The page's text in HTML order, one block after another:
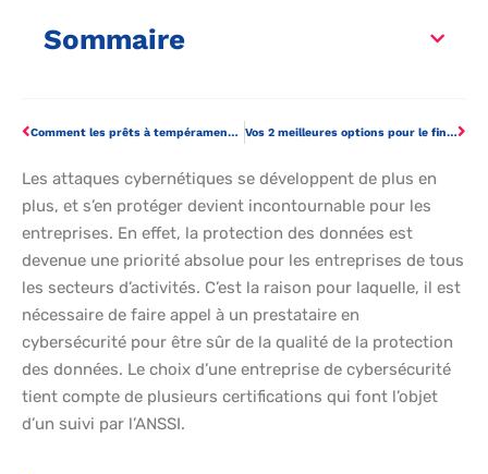
Sommaire
Comment les prêts à tempérament aident votre entreprise ? Vos 2 meilleures options pour le financement des franchises
Les attaques cybernétiques se développent de plus en
plus, et s’en protéger devient incontournable pour les
entreprises. En effet, la protection des données est
devenue une priorité absolue pour les entreprises de tous
les secteurs d’activités. C’est la raison pour laquelle, il est
nécessaire de faire appel à un prestataire en
cybersécurité pour être sûr de la qualité de la protection
des données. Le choix d’une entreprise de cybersécurité
tient compte de plusieurs certifications qui font l’objet
d’un suivi par l’ANSSI.